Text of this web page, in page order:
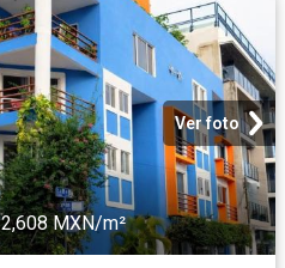
Ver foto
MXN/m²